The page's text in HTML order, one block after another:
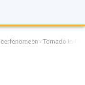
- Tornado in